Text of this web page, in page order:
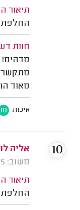
תיאור
החלפת
חוות
מדהים!
מתקשר
מאוד
איכות 10
אליה
משוב: 14/08/2025
תיאור
החלפת
10